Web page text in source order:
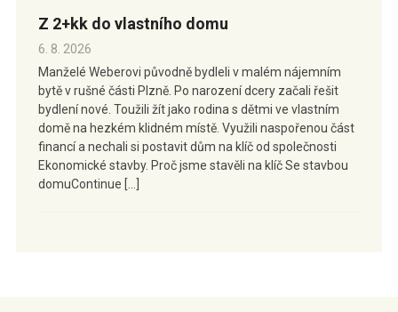
Z 2+kk do vlastního domu
6. 8. 2026
Manželé Weberovi původně bydleli v malém nájemním
bytě v rušné části Plzně. Po narození dcery začali řešit
bydlení nové. Toužili žít jako rodina s dětmi ve vlastním
domě na hezkém klidném místě. Využili naspořenou část
financí a nechali si postavit dům na klíč od společnosti
Ekonomické stavby. Proč jsme stavěli na klíč Se stavbou
domuContinue […]